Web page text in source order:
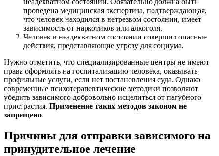
неадекватном состоянии. Обязательно должна быть
проведена медицинская экспертиза, подтверждающая,
что человек находился в нетрезвом состоянии, имеет
зависимость от наркотиков или алкоголя.
Человек в неадекватном состоянии совершил опасные
действия, представляющие угрозу для социума.
Нужно отметить, что специализированные центры не имеют
права оформлять на госпитализацию человека, оказывать
профильные услуги, если нет постановления суда. Однако
современные психотерапевтические методики позволяют
убедить зависимого добровольно исцелиться от пагубного
пристрастия. Применение таких методов законом не
запрещено.
Причины для отправки зависимого на
принудительное лечение